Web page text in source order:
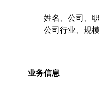
姓名、公司、
公司行业、规
业务信息